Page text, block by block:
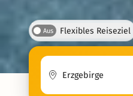
Aus Flexibles Reiseziel